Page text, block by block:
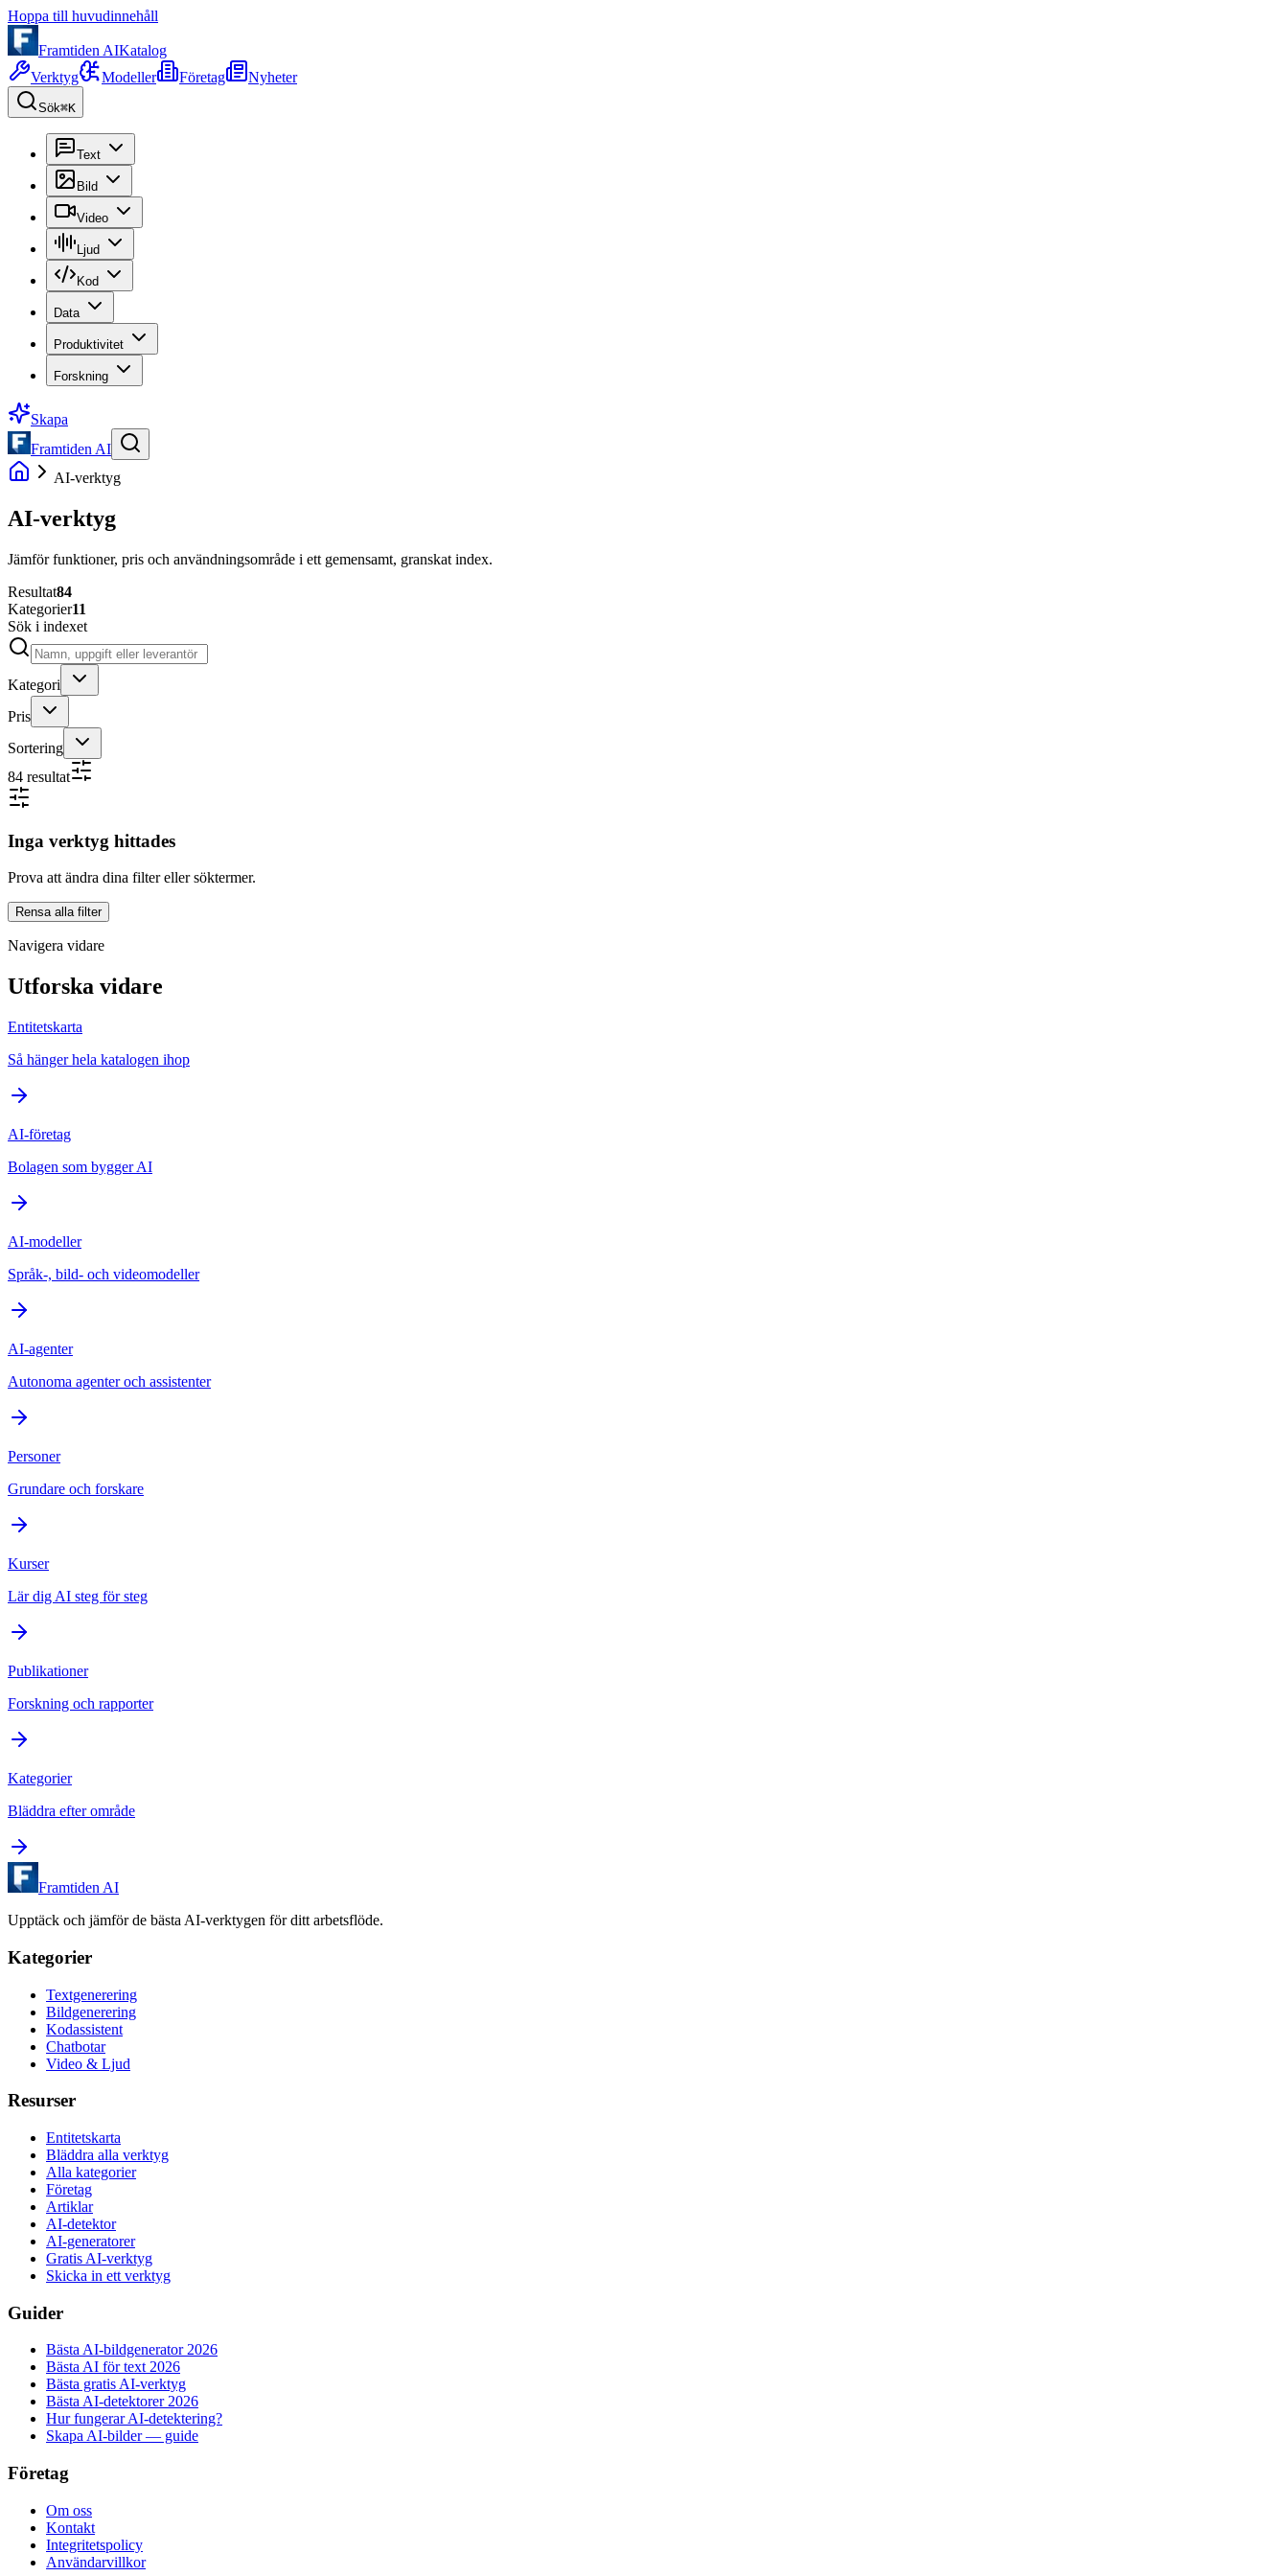
Hoppa till huvudinnehåll
Framtiden AIKatalog
Verktyg
Modeller Företag Nyheter
Sök⌘K
Text
Bild
Video
Ljud
Kod
Data
Produktivitet
Forskning
Skapa
Framtiden AI
AI-verktyg
AI-verktyg
Jämför funktioner, pris och användningsområde i ett gemensamt, granskat index.
Resultat84
Kategorier11
Sök i indexet
Kategori
Pris
Sortering
84 resultat
Inga verktyg hittades
Prova att ändra dina filter eller söktermer.
Rensa alla filter
Navigera vidare
Utforska vidare
Entitetskarta
Så hänger hela katalogen ihop
AI-företag
Bolagen som bygger AI
AI-modeller
Språk-, bild- och videomodeller
AI-agenter
Autonoma agenter och assistenter
Personer
Grundare och forskare
Kurser
Lär dig AI steg för steg
Publikationer
Forskning och rapporter
Kategorier
Bläddra efter område
Framtiden AI
Upptäck och jämför de bästa AI-verktygen för ditt arbetsflöde.
Kategorier
Textgenerering
Bildgenerering
Kodassistent
Chatbotar
Video & Ljud
Resurser
Entitetskarta
Bläddra alla verktyg
Alla kategorier
Företag
Artiklar
AI-detektor
AI-generatorer
Gratis AI-verktyg
Skicka in ett verktyg
Guider
Bästa AI-bildgenerator 2026
Bästa AI för text 2026
Bästa gratis AI-verktyg
Bästa AI-detektorer 2026
Hur fungerar AI-detektering?
Skapa AI-bilder — guide
Företag
Om oss
Kontakt
Integritetspolicy
Användarvillkor